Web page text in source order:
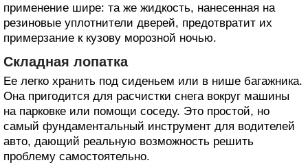
применение шире: та же жидкость, нанесенная на
резиновые уплотнители дверей, предотвратит их
примерзание к кузову морозной ночью.
Складная лопатка
Ее легко хранить под сиденьем или в нише багажника.
Она пригодится для расчистки снега вокруг машины
на парковке или помощи соседу. Это простой, но
самый фундаментальный инструмент для водителей
авто, дающий реальную возможность решить
проблему самостоятельно.